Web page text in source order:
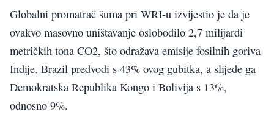
Globalni promatrač šuma pri WRI-u izvijestio je da je
ovakvo masovno uništavanje oslobodilo 2,7 milijardi
metričkih tona CO2, što odražava emisije fosilnih goriva
Indije. Brazil predvodi s 43% ovog gubitka, a slijede ga
Demokratska Republika Kongo i Bolivija s 13%,
odnosno 9%.